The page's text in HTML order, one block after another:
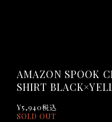
AMAZON SPOOK
SHIRT
¥5,940税込
SOLD OUT